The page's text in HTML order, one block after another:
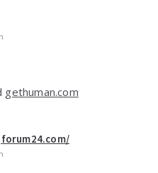
gethuman.com